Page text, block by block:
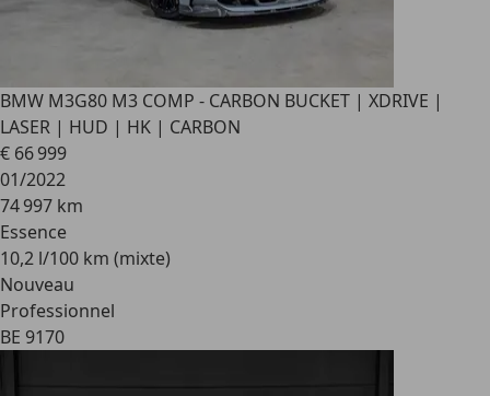
BMW M3G80 M3 COMP - CARBON BUCKET | XDRIVE |
LASER | HUD | HK | CARBON
€ 66 999
01/2022
74 997 km
Essence
10,2 l/100 km (mixte)
Nouveau
Professionnel
BE 9170